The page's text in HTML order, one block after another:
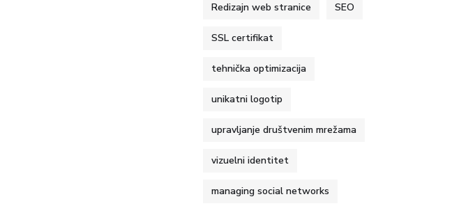
Redizajn web stranice SEO
SSL certifikat
tehnička optimizacija
unikatni logotip
upravljanje društvenim mrežama
vizuelni identitet
managing social networks